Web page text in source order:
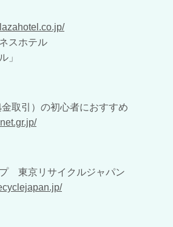
スホテル
」
取引）の初心者におすすめ
東京リサイクルジャパン